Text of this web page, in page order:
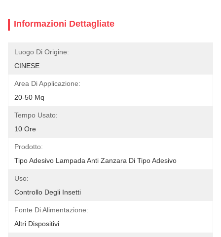
Informazioni Dettagliate
Luogo Di Origine:
CINESE
Area Di Applicazione:
20-50 Mq
Tempo Usato:
10 Ore
Prodotto:
Tipo Adesivo Lampada Anti Zanzara Di Tipo Adesivo
Uso:
Controllo Degli Insetti
Fonte Di Alimentazione:
Altri Dispositivi